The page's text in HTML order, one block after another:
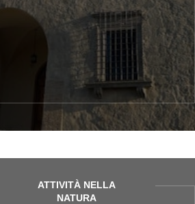
ATTIVITÀ NELLA
NATURA